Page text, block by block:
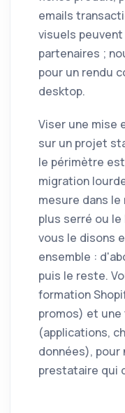
emails
visuels
partenaires ;
pour un rendu
desktop.
Viser une mise
sur un projet
le périmètre
migration
mesure dans le
plus serré ou
vous le disons
ensemble :
puis le reste.
formation
promos) et
(applications,
données), pour
prestataire qui